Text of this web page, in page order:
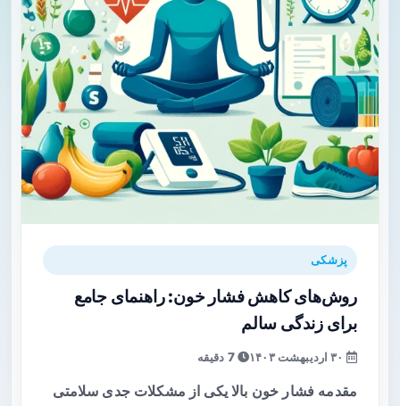
پزشکی
روش‌های کاهش فشار خون: راهنمای جامع
برای زندگی سالم
7 دقیقه
مقدمه فشار خون بالا یکی از مشکلات جدی سلامتی